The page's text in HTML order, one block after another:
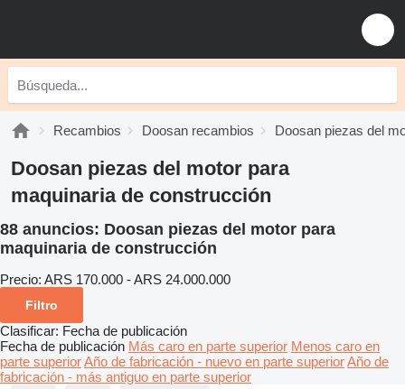
Recambios Doosan recambios Doosan piezas del
Doosan piezas del motor para
maquinaria de construcción
88 anuncios: Doosan piezas del motor para
maquinaria de construcción
Precio: ARS 170.000 - ARS 24.000.000
Filtro
Clasificar: Fecha de publicación
Fecha de publicación Más caro en parte superior Menos caro en
parte superiorAño de fabricación - nuevo en parte superiorAño de
fabricación - más antiguo en parte superior